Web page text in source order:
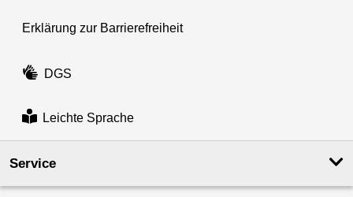
Erklärung zur Barrierefreiheit
DGS
Leichte Sprache
Service